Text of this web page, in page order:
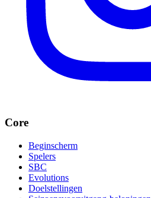
Core
Beginscherm
Spelers
SBC
Evolutions
Doelstellingen